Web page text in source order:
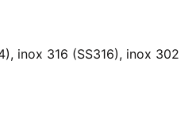
inox 316 (SS316), inox 302